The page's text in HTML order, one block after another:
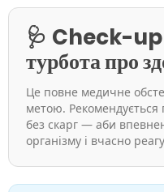
🩺 Check-up
турбота про
Це повне медичне
метою. Рекомендується
без скарг — аби
організму і вчасно